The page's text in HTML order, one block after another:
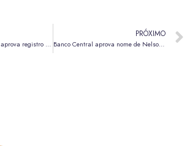
Butantan-DV: Anvisa aprova registro de vacina brasileira contra dengue
PRÓXIMO
Banco Central aprova nome de Nelson Souza como novo presidente do BRB